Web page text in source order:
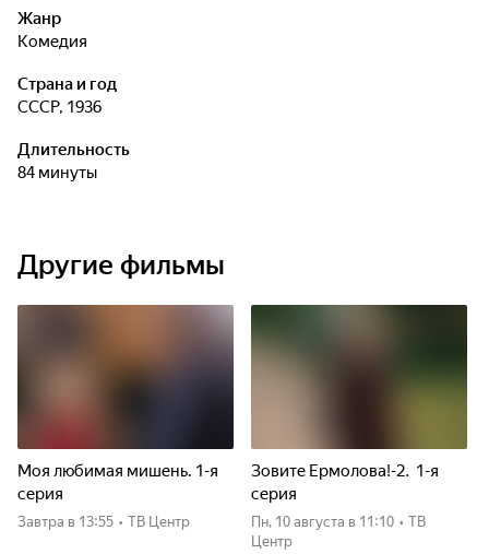
Жанр
комедия
Страна и год
СССР, 1936
Длительность
84 минуты
Другие фильмы
Моя любимая мишень. 1-я
серия
Завтра в 13:55 • ТВ Центр
Зовите Ермолова!-2. 1-я
серия
пн, 10 августа в 11:10 • ТВ
Центр